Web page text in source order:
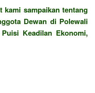
kami sampaikan tentang
Dewan di Polewali
Keadilan Ekonomi,